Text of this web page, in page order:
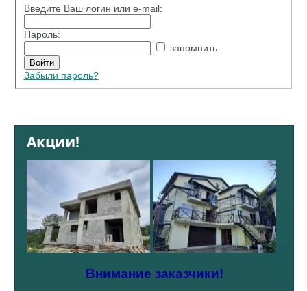
Введите Ваш логин или e-mail:
Пароль:
запомнить
Забыли пароль?
Акции!
Внимание заказчики!